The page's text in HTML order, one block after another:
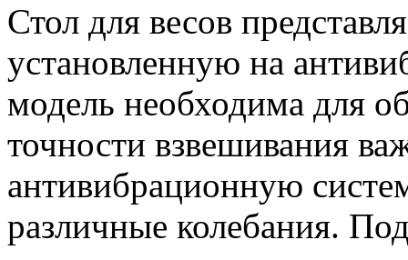
Стол для весов
установленную на
модель необходима для
точности взвешивания
антивибрационную
различные колебания.